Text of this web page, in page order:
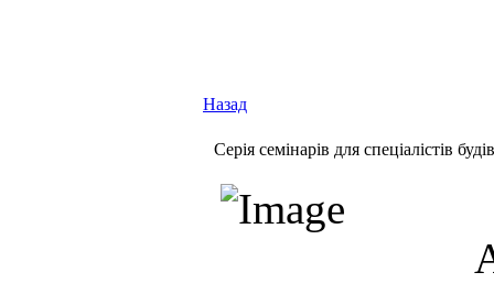
Назад
Cерія семінарів для спеціалістів